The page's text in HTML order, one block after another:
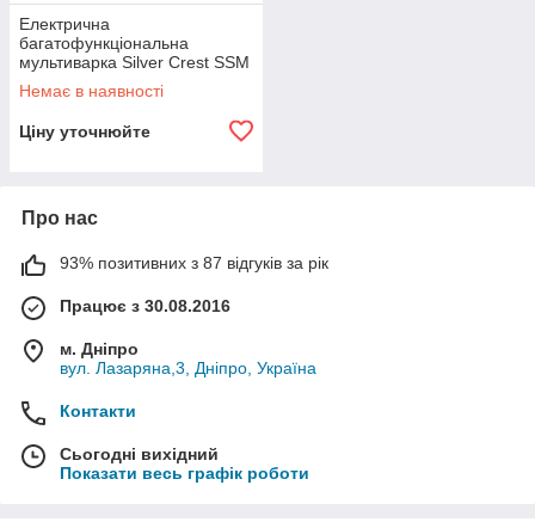
Електрична
багатофункціональна
мультиварка Silver Crest SSM
1000 C1 - 28957
Немає в наявності
Ціну уточнюйте
Про нас
93% позитивних з 87 відгуків за рік
Працює з 30.08.2016
м. Дніпро
вул. Лазаряна,3, Дніпро, Україна
Контакти
Сьогодні вихідний
Показати весь графік роботи